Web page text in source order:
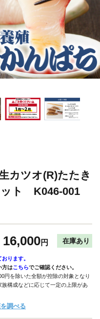
カツオ(R)たたき
ット K046-001
16,000円 在庫あり
ります。
方はこちらでご確認ください。
円を除いた全額が控除の対象となり
構成などに応じて一定の上限があ
調べる